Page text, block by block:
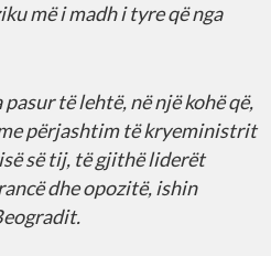
më i madh i tyre që nga
të lehtë, në një kohë që,
përjashtim të kryeministrit
së tij, të gjithë liderët
dhe opozitë, ishin